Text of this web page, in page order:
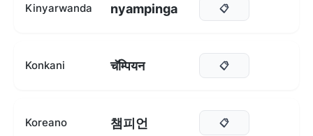
Kinyarwanda nyampinga 📋
Konkani चॅम्पियन 📋
Koreano 챔피언 📋